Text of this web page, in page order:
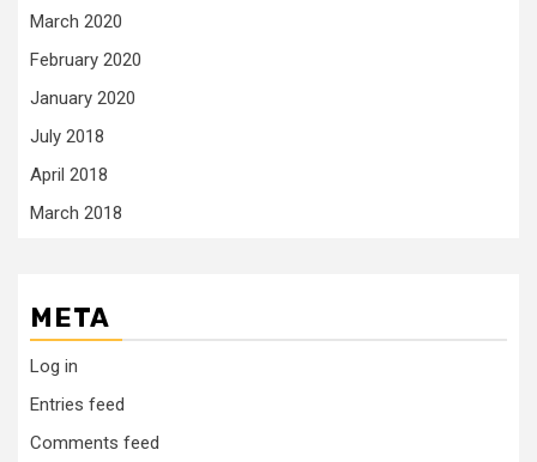
March 2020
February 2020
January 2020
July 2018
April 2018
March 2018
META
Log in
Entries feed
Comments feed